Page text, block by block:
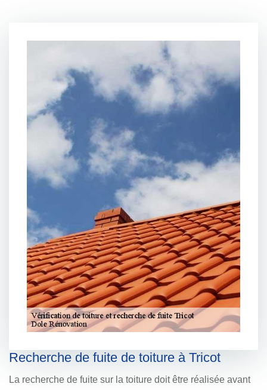
Recherche de fuite de toiture à Tricot
La recherche de fuite sur la toiture doit être réalisée avant